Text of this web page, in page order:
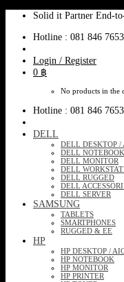
content
Solid it Partner End-
Hotline : 081 846 7653
Login / Register
0 ฿
No products in the
Hotline : 081 846 7653
DELL
DELL DESKTOP /
DELL NOTEBOOK
DELL MONITOR
DELL
DELL RUGGED
DELL
DELL SERVER
SAMSUNG
TABLETS
SMARTPHONES
RUGGED & EE
HP
HP DESKTOP /
HP NOTEBOOK
HP MONITOR
HP PRINTER